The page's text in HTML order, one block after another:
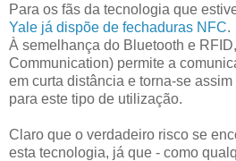
Para os fãs da tecnologia que
Yale já dispõe de fechaduras NFC.
À semelhança do Bluetooth e
Communication) permite a
em curta distância e torna-se
para este tipo de utilização.
Claro que o verdadeiro risco se
esta tecnologia, já que - como